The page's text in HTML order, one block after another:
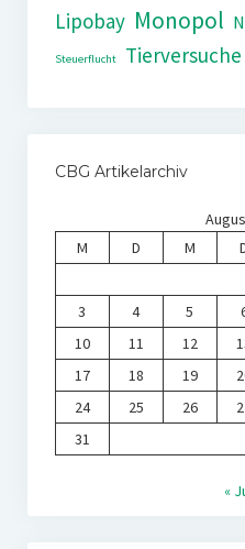
Lipobay Monopol
Steuerflucht Tierversuche
CBG Artikelarchiv
M
D M
3
4 5
10
11 12
17
18 19
24
25 26
31
«